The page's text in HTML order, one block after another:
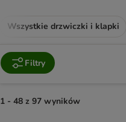
Wszystkie drzwiczki i klapki
Filtry
1 - 48 z 97 wyników